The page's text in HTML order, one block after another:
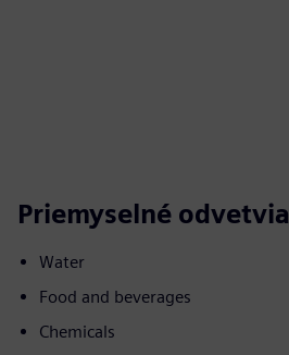
Priemyselné odvetvia
Water
Food and beverages
Chemicals